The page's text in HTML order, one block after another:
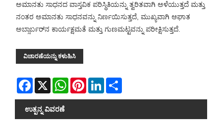
ಅಮಾನತು ಸಾಧನದ ವಾಸ್ತವಿಕ ಪರಿಸ್ಥಿತಿಯನ್ನು ತ್ವರಿತವಾಗಿ ಅಳೆಯುತ್ತದೆ ಮತ್ತು
ನಂತರ ಅಮಾನತು ಸಾಧನವನ್ನು ನಿರ್ಣಯಿಸುತ್ತದೆ, ಮುಖ್ಯವಾಗಿ ಆಘಾತ
ಅಬ್ಸಾರ್ಬರ್‌ನ ಕಾರ್ಯಕ್ಷಮತೆ ಮತ್ತು ಗುಣಮಟ್ಟವನ್ನು ಪರೀಕ್ಷಿಸುತ್ತದೆ.
ವಿಚಾರಣೆಯನ್ನು ಕಳುಹಿಸಿ
Facebook
X WhatsAppPinterestLinkedIn
ಉತ್ಪನ್ನ ವಿವರಣೆ